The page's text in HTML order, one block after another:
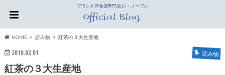
ブランド洋食器専門店 ル・ノーブル
HOME 読み物 紅茶の３大生産地
2010.02.01 読み物
紅茶の３大生産地